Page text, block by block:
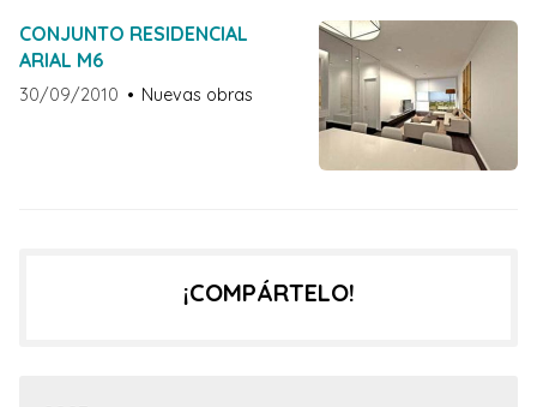
CONJUNTO RESIDENCIAL
ARIAL M6
30/09/2010 Nuevas obras
¡COMPÁRTELO!